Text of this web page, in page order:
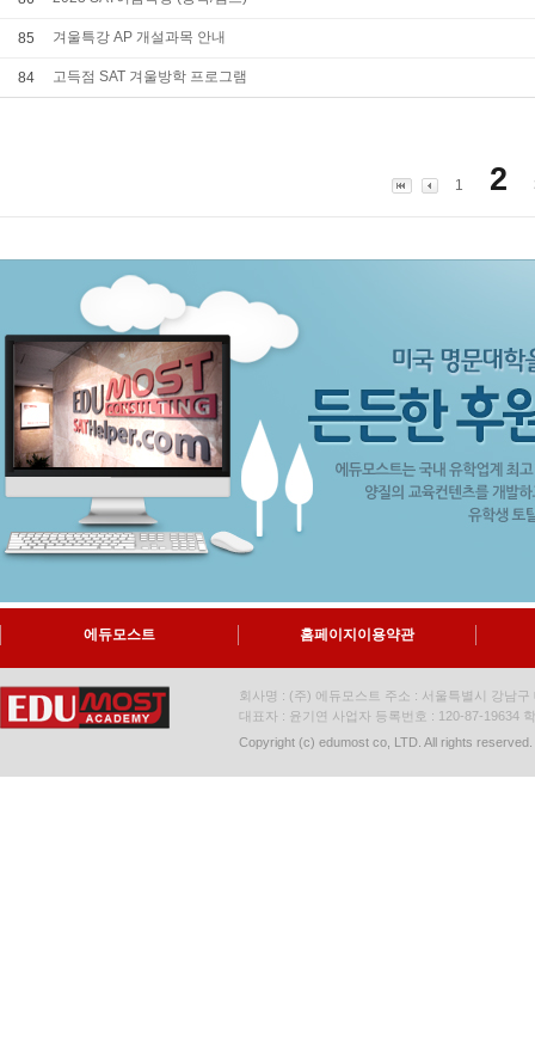
85 겨울특강 AP 개설과목 안내
84 고득점 SAT 겨울방학 프로그램
1 2
에듀모스트 홈페이지이용약관
회사명 : (주) 에듀모스트 주소 : 서울특별시 강남
대표자 : 윤기연 사업자 등록번호 : 120-87-19634
Copyright (c) edumost co, LTD. All rights reserved.